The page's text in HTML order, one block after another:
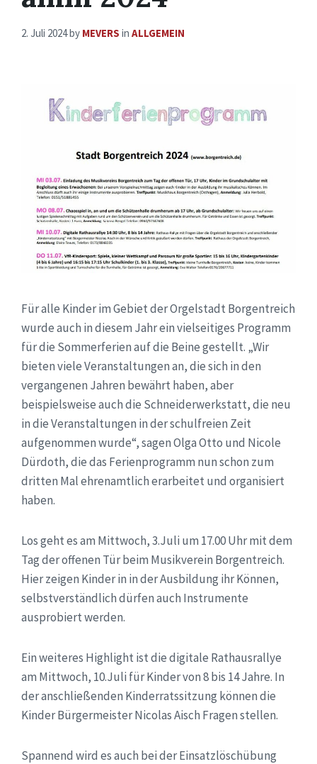
2. Juli 2024by MEVERS in ALLGEMEIN
Für alle Kinder im Gebiet der Orgelstadt Borgentreich
wurde auch in diesem Jahr ein vielseitiges Programm
für die Sommerferien auf die Beine gestellt. „Wir
bieten viele Veranstaltungen an, die sich in den
vergangenen Jahren bewährt haben, aber
beispielsweise auch die Schneiderwerkstatt, die neu
in die Veranstaltungen in der schulfreien Zeit
aufgenommen wurde“, sagen Olga Otto und Nicole
Dürdoth, die das Ferienprogramm nun schon zum
dritten Mal ehrenamtlich erarbeitet und organisiert
haben.
Los geht es am Mittwoch, 3.Juli um 17.00 Uhr mit dem
Tag der offenen Tür beim Musikverein Borgentreich.
Hier zeigen Kinder in in der Ausbildung ihr Können,
selbstverständlich dürfen auch Instrumente
ausprobiert werden.
Ein weiteres Highlight ist die digitale Rathausrallye
am Mittwoch, 10.Juli für Kinder von 8 bis 14 Jahre. In
der anschließenden Kinderratssitzung können die
Kinder Bürgermeister Nicolas Aisch Fragen stellen.
Spannend wird es auch bei der Einsatzlöschübung